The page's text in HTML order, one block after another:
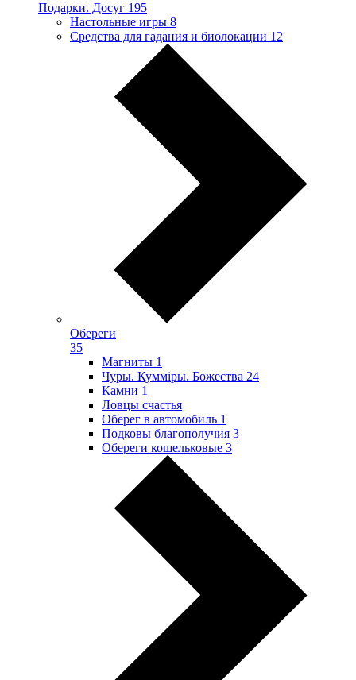
Подарки. Досуг 195
Настольные игры 8
Средства для гадания и биолокации 12
Обереги
35
Магниты 1
Чуры. Куммiры. Божества 24
Камни 1
Ловцы счастья
Оберег в автомобиль 1
Подковы благополучия 3
Обереги кошельковые 3